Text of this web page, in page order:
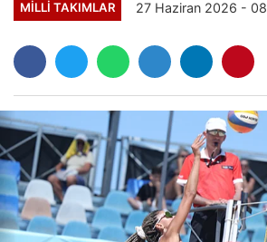
MILLI TAKIMLAR 27 Haziran 2026 -